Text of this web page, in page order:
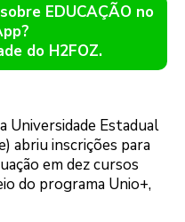
EDUCAÇÃO no
do H2FOZ.
Universidade Estadual
abriu inscrições para
em dez cursos
do programa Unio+,